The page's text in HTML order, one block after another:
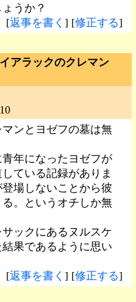
うか？
[返事を書く] [修正する]
アラックのクレマン
ンとヨゼフの墓は無
年になったヨゼフが
ている記録がありま
場しないことから彼
。というオチしか無
ックにあるヌルスケ
果であるように思い
[返事を書く] [修正する]